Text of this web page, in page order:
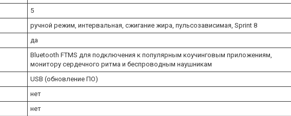
5
ручной режим, интервальная, сжигание жира, пульсозависимая, Sprint 8
да
Bluetooth FTMS для подключения к популярным коучинговым приложениям,
монитору сердечного ритма и беспроводным наушникам
USB (обновление ПО)
нет
нет